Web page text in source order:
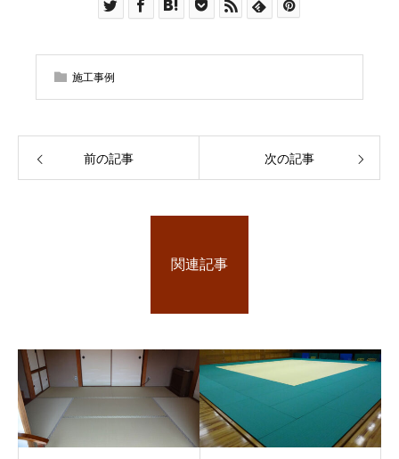
施工事例
前の記事 次の記事
関連記事